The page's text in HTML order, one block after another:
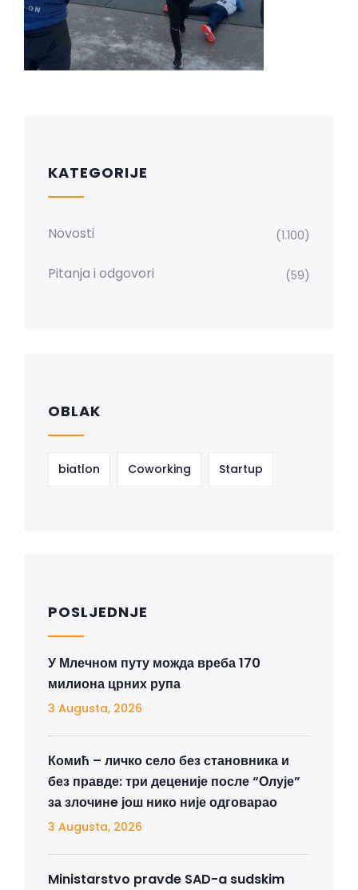
KATEGORIJE
Novosti (1.100)
Pitanja i odgovori (59)
OBLAK
biatlon Coworking Startup
POSLJEDNJE
У Млечном путу можда вреба 170
милиона црних рупа
3 Augusta, 2026
Комић – личко село без становника и
без правде: три деценије после “Олује”
за злочинe још нико није одговарао
3 Augusta, 2026
Ministarstvo pravde SAD-a sudskim